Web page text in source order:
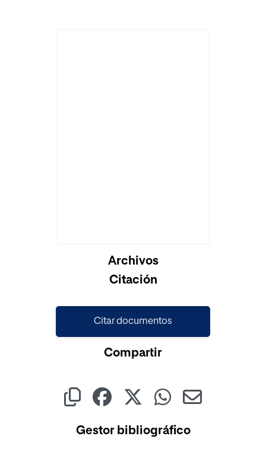
Archivos
Citación
Citar documentos
Compartir
Gestor bibliográfico